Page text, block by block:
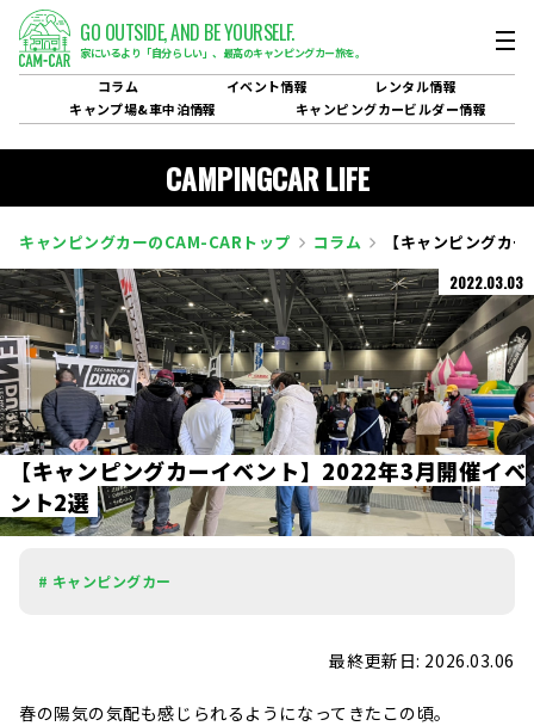
GO OUTSIDE,AND BE YOURSELF.
家にいるより「自分らしい」、 最高のキャンピングカー旅を。
コラム イベント情報 レンタル情報
キャンプ場&車中泊情報 キャンピングカービルダー情報
CAMPINGCAR LIFE
キャンピングカーのCAM-CARトップ コラム 【キャンピングカ
2022.03.03
【キャンピングカーイベン ト】 2022年3月開催イベ
ン ト2選
# キャンピングカー
最終更新日: 2026.03.06
春の陽気の気配も感じられるようになってきたこの頃。